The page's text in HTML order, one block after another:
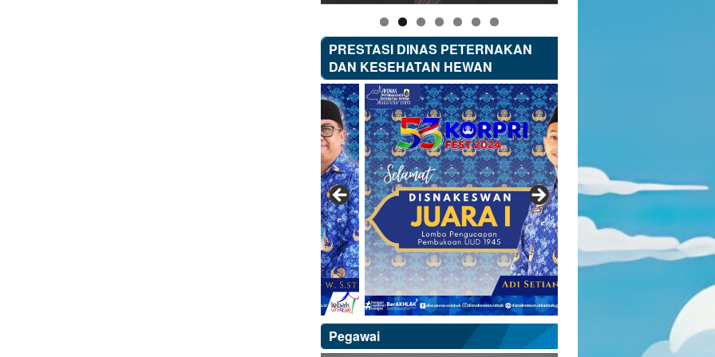
PRESTASI DINAS PETERNAKAN
DAN KESEHATAN HEWAN
Pegawai